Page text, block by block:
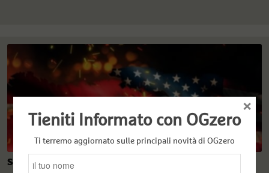
Segnali di fumo dal Bosforo a Washington
Tieniti Informato con OGzero
Ti terremo aggiornato sulle principali novità di OGzero
×